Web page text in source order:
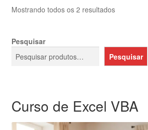
Mostrando todos os 2 resultadosClassificado
Pesquisar
Pesquisar
Curso de Excel VBA